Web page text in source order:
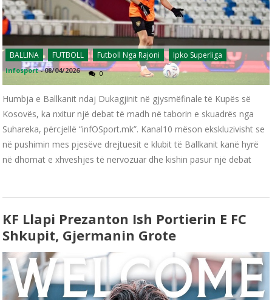
BALLINA FUTBOLL Futboll Nga Rajoni Ipko Superliga
infosport -08/04/2026 0
Humbja e Ballkanit ndaj Dukagjinit në gjysmëfinale të Kupës së
Kosovës, ka nxitur një debat të madh në taborin e skuadrës nga
Suhareka, përcjellë “infOSport.mk”. Kanal10 mëson ekskluzivisht se
në pushimin mes pjesëve drejtuesit e klubit të Ballkanit kanë hyrë
në dhomat e xhveshjes të nervozuar dhe kishin pasur një debat
KF Llapi Prezanton Ish Portierin E FC
Shkupit, Gjermanin Grote